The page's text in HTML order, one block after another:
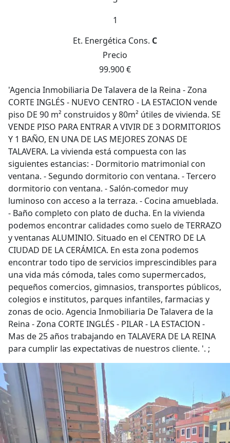
1
Et. Energética Cons. C
Precio
99.900 €
'Agencia Inmobiliaria De Talavera de la Reina - Zona
CORTE INGLÉS - NUEVO CENTRO - LA ESTACION vende
piso DE 90 m² construidos y 80m² útiles de vivienda. SE
VENDE PISO PARA ENTRAR A VIVIR DE 3 DORMITORIOS
Y 1 BAÑO, EN UNA DE LAS MEJORES ZONAS DE
TALAVERA. La vivienda está compuesta con las
siguientes estancias: - Dormitorio matrimonial con
ventana. - Segundo dormitorio con ventana. - Tercero
dormitorio con ventana. - Salón-comedor muy
luminoso con acceso a la terraza. - Cocina amueblada.
- Baño completo con plato de ducha. En la vivienda
podemos encontrar calidades como suelo de TERRAZO
y ventanas ALUMINIO. Situado en el CENTRO DE LA
CIUDAD DE LA CERÁMICA. En esta zona podemos
encontrar todo tipo de servicios imprescindibles para
una vida más cómoda, tales como supermercados,
pequeños comercios, gimnasios, transportes públicos,
colegios e institutos, parques infantiles, farmacias y
zonas de ocio. Agencia Inmobiliaria De Talavera de la
Reina - Zona CORTE INGLÉS - PILAR - LA ESTACION -
Mas de 25 años trabajando en TALAVERA DE LA REINA
para cumplir las expectativas de nuestros cliente. '. ;